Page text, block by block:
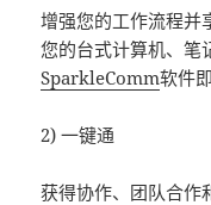
增强您的工作流程并
您的台式计算机、笔
SparkleComm软件
2) 一键通
获得协作、团队合作